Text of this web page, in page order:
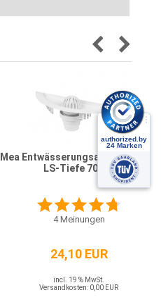
Mea Entwässerungsanschluss für
LS-Tiefe 70 cm
4Meinungen
24,10 EUR
incl. 19 % MwSt.
Versandkosten: 0,00 EUR